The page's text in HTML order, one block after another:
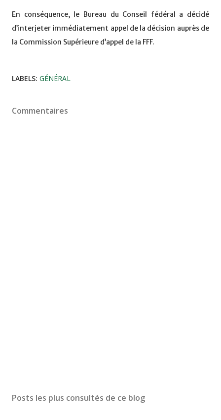
En conséquence, le Bureau du Conseil fédéral a décidé
d’interjeter immédiatement appel de la décision auprès de
la Commission Supérieure d’appel de la FFF.
LABELS: GÉNÉRAL
Commentaires
Posts les plus consultés de ce blog